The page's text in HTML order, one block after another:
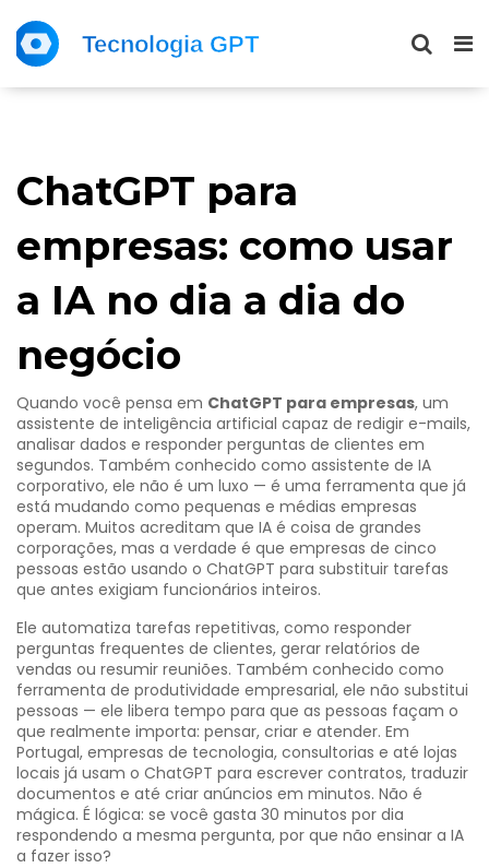
ChatGPT para
empresas: como usar
a IA no dia a dia do
negócio
Quando você pensa em ChatGPT para empresas, um
assistente de inteligência artificial capaz de redigir e-mails,
analisar dados e responder perguntas de clientes em
segundos. Também conhecido como assistente de IA
corporativo, ele não é um luxo — é uma ferramenta que já
está mudando como pequenas e médias empresas
operam. Muitos acreditam que IA é coisa de grandes
corporações, mas a verdade é que empresas de cinco
pessoas estão usando o ChatGPT para substituir tarefas
que antes exigiam funcionários inteiros.
Ele automatiza tarefas repetitivas, como responder
perguntas frequentes de clientes, gerar relatórios de
vendas ou resumir reuniões. Também conhecido como
ferramenta de produtividade empresarial, ele não substitui
pessoas — ele libera tempo para que as pessoas façam o
que realmente importa: pensar, criar e atender. Em
Portugal, empresas de tecnologia, consultorias e até lojas
locais já usam o ChatGPT para escrever contratos, traduzir
documentos e até criar anúncios em minutos. Não é
mágica. É lógica: se você gasta 30 minutos por dia
respondendo a mesma pergunta, por que não ensinar a IA
a fazer isso?